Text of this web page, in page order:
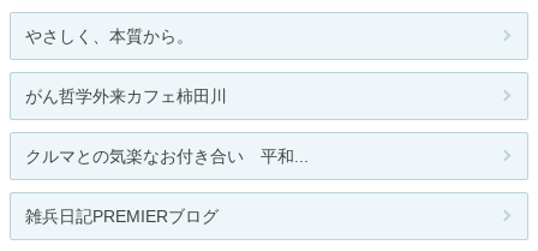
やさしく、本質から。
がん哲学外来カフェ柿田川
クルマとの気楽なお付き合い 平和...
雑兵日記PREMIERブログ